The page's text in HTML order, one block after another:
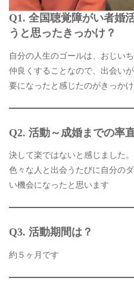
Q1. 全国聴覚障がい者婚
うと思ったきっかけ？
自分の人生のゴールは、おじい
仲良くすることなので、出会い
要になったと感じたのがきっか
Q2. 活動～成婚までの率
決して楽ではないと感じました。
色々な人と出会うたびに自分の
い機会になったと思います
Q3. 活動期間は？
約５ヶ月です